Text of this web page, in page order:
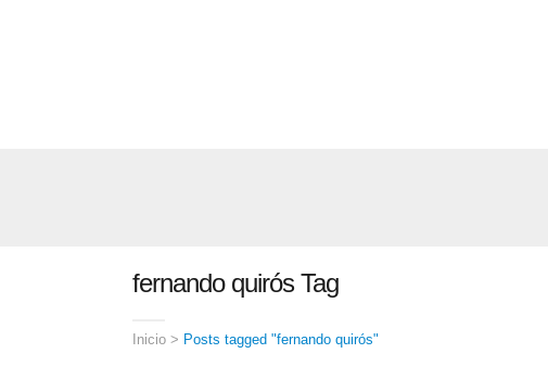
fernando quirós Tag
Inicio > Posts tagged "fernando quirós"